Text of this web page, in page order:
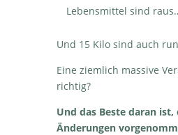
Lebensmittel sind
Und 15 Kilo sind auch
Eine ziemlich massive
richtig?
Und das Beste daran ist,
Änderungen